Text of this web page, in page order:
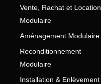
Vente, Rachat et Location
Modulaire
Aménagement Modulaire
Reconditionnement
Modulaire
Installation & Enlèvement